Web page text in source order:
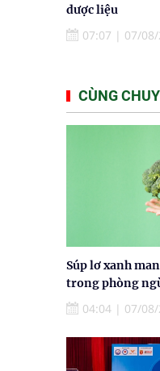
dược liệu
07:07 | 07/
CÙNG
Súp lơ xanh
trong phòng
04:04 | 07/